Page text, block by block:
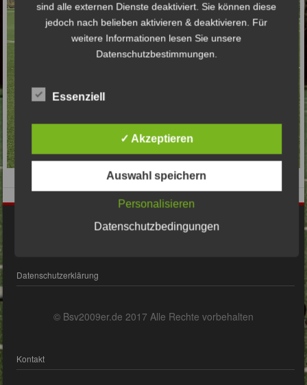
Datenschutzerklärung
© Bsv2009er.de 2017 Alle Rechte vorbehalten
Kontakt
sind alle externen Dienste deaktiviert. Sie können diese
jedoch nach belieben aktivieren & deaktivieren. Für
weitere Informationen lesen Sie unsere
Datenschutzbestimmungen.
Essenziell
✓ Akzeptieren
Auswahl speichern
Personalisieren
Datenschutzbedingungen